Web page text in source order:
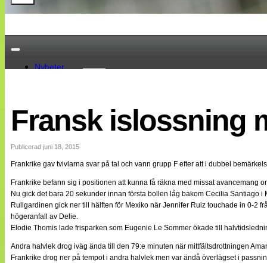
Nyheter
Landslaget
EM 2013
Internationellt
Bildreportage
Bloggar
Lagen
Webb-TV
Medlemsbilder
Till klubbkassan
NÄTverket
Split vision
Om oss
Fransk islossning
Publicerad juni 18, 2015
Frankrike gav tvivlarna svar på tal och vann grupp F efter att i dubbel
Frankrike befann sig i positionen att kunna få räkna med missat avancemang
Nu gick det bara 20 sekunder innan första bollen låg bakom Cecilia Santiago
Rullgardinen gick ner till hälften för Mexiko när Jennifer Ruiz touchade in 0-2
högeranfall av Delie.
Elodie Thomis lade frisparken som Eugenie Le Sommer ökade till
Andra halvlek drog iväg ända till den 79:e minuten när mittfältsdrottningen
Frankrike drog ner på tempot i andra halvlek men var ändå överlägset i